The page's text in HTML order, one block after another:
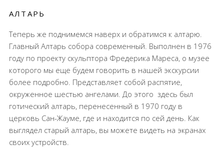
АЛТАРЬ
Теперь же поднимемся наверх и обратимся к алтарю.
Главный Алтарь собора современный. Выполнен в 1976
году по проекту скульптора Фредерика Мареса, о музее
которого мы еще будем говорить в нашей экскурсии
более подробно. Представляет собой распятие,
окруженное шестью ангелами. До этого здесь был
готический алтарь, перенесенный в 1970 году в
церковь Сан-Жауме, где и находится по сей день. Как
выглядел старый алтарь, вы можете видеть на экранах
своих устройств.